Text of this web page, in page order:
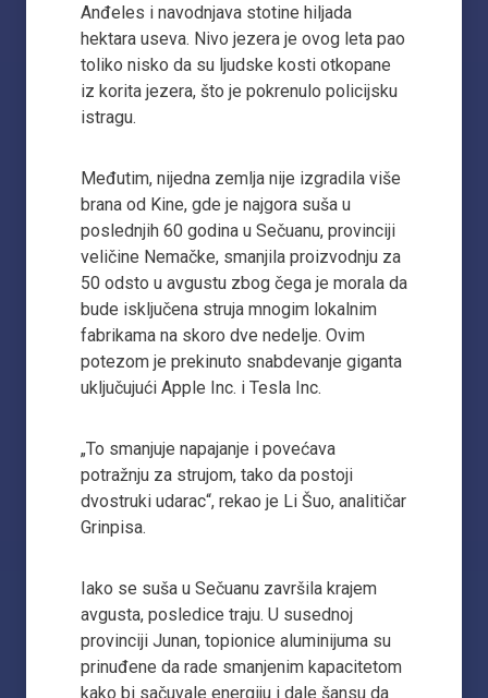
Anđeles i navodnjava stotine hiljada
hektara useva. Nivo jezera je ovog leta pao
toliko nisko da su ljudske kosti otkopane
iz korita jezera, što je pokrenulo policijsku
istragu.
Međutim, nijedna zemlja nije izgradila više
brana od Kine, gde je najgora suša u
poslednjih 60 godina u Sečuanu, provinciji
veličine Nemačke, smanjila proizvodnju za
50 odsto u avgustu zbog čega je morala da
bude isključena struja mnogim lokalnim
fabrikama na skoro dve nedelje. Ovim
potezom je prekinuto snabdevanje giganta
uključujući Apple Inc. i Tesla Inc.
„To smanjuje napajanje i povećava
potražnju za strujom, tako da postoji
dvostruki udarac“, rekao je Li Šuo, analitičar
Grinpisa.
Iako se suša u Sečuanu završila krajem
avgusta, posledice traju. U susednoj
provinciji Junan, topionice aluminijuma su
prinuđene da rade smanjenim kapacitetom
kako bi sačuvale energiju i dale šansu da